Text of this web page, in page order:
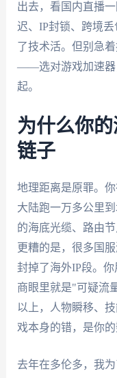
出去，看国内直播
迟、IP封锁、跨境
了技术活。但别急
——选对游戏加速器
起。
为什么你
链子
地理距离是原罪。
大陆跑一万多公里
的海底光缆、路由
更糟的是，很多国
封掉了海外IP段。
商眼里就是"可疑流
以上，人物瞬移、
戏本身的错，是你
去年在多伦多，我